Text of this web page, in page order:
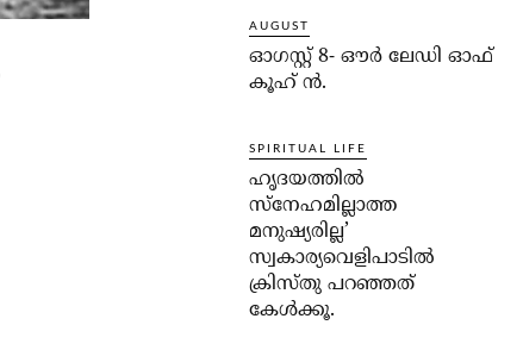
AUGUST
ഓഗസ്റ്റ് 8- ഔര്‍ ലേഡി ഓഫ്
കൂഹ് ന്‍.
SPIRITUAL LIFE
ഹൃദയത്തില്‍
സ്‌നേഹമില്ലാത്ത
മനുഷ്യരില്ല’
സ്വകാര്യവെളിപാടില്‍
ക്രിസ്തു പറഞ്ഞത്
കേള്‍ക്കൂ.